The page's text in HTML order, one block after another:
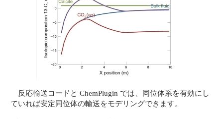
反応輸送コードと ChemPlugin では、同位体系を有効にし
ていれば安定同位体の輸送をモデリングできます。